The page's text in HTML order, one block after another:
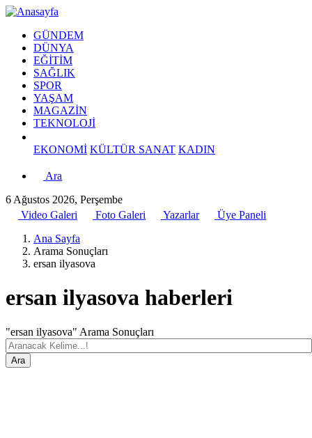
GÜNDEM
DÜNYA
EĞİTİM
SAĞLIK
SPOR
YAŞAM
MAGAZİN
TEKNOLOJİ
EKONOMİ KÜLTÜR SANAT KADIN
Ara
6 Ağustos 2026, Perşembe
Video Galeri
Foto Galeri Yazarlar
Üye Paneli
Ana Sayfa
Arama Sonuçları
ersan ilyasova
ersan ilyasova haberleri
"ersan ilyasova" Arama Sonuçları